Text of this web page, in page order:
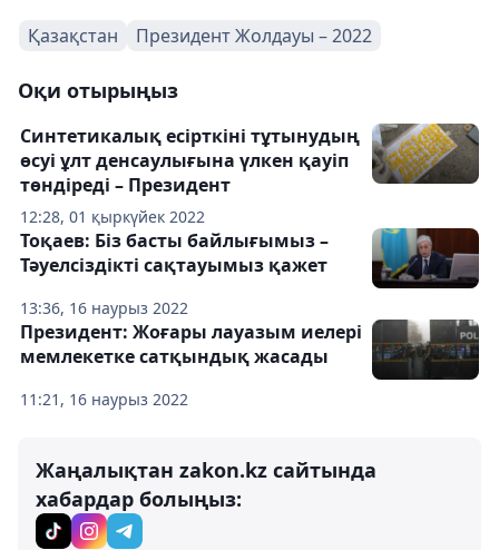
Қазақстан Президент Жолдауы – 2022
Оқи отырыңыз
12:28, 01 қыркүйек 2022
Синтетикалық есірткіні тұтынудың
өсуі ұлт денсаулығына үлкен қауіп
төндіреді – Президент
13:36, 16 наурыз 2022
Тоқаев: Біз басты байлығымыз –
Тәуелсіздікті сақтауымыз қажет
11:21, 16 наурыз 2022
Президент: Жоғары лауазым иелері
мемлекетке сатқындық жасады
Жаңалықтан zakon.kz сайтында
хабардар болыңыз: